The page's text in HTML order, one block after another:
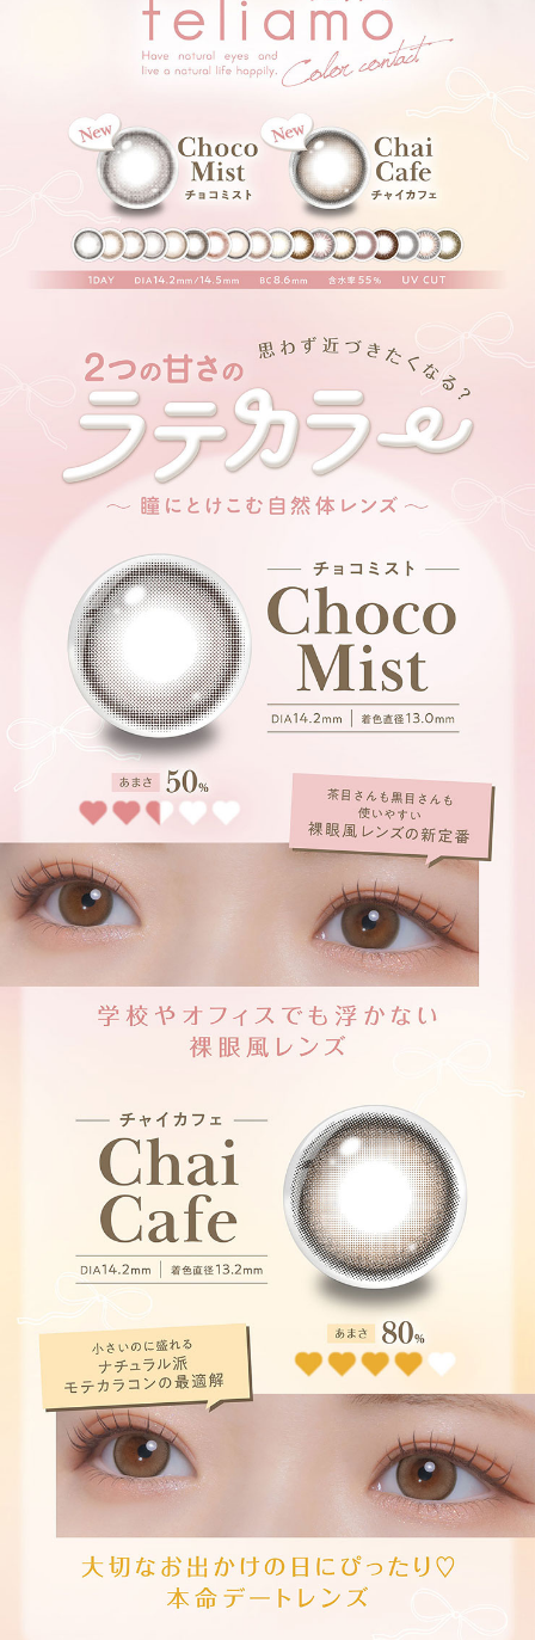
立体感の出る細フチと透明感たっぷりベージュが
清楚もモテも叶えてくれるレンズ。
あまーく仕込んだホワイトとブラウンカラーが
柔らかい漏れ感を与えてくれるレンズ。
ウーロンティー【Oolong Tea】
さりげない細フチと透明感ブラウンが
自然に瞳を奇麗にみせてくれる裸眼盛れレンズ
くっきり太フチとツヤっぽブラウンが
きゅるっとドーリーな瞳を演出
サクラムース【SakuraMousse】
透明感ピンクブラウン×うるっと盛れ,優しげモテレンズ
うるみピンクブラウンがまろやかに発色し透明感あふれる優しげな瞳を演
ティラミスリング【TiramisuRing】
じゅわっとフチ×甘かわ盛れ
じゅわっと発色のぼかしフチがナチュラルに瞳を強調するブラウンレンズ!
アフォガード【Affogato】
じゅわっと透明感×ふんわり盛れ。
ふんわりしたレンズデザインと優しいダークブラウンが、とろけるような甘
い瞳を演出♡
コーヒーゼリー【Coffee Jelly】
いつでもどこでも使える、失敗しない万人受けレンズ。
こっそり盛れて、うるつや感を仕込めちゃう♡♡
シアーブラウン【Sheer Brown】
白目に馴染むシンプルなディープブラウンデザインで 裸眼を自然に大きく
シアーブラウン【Sheer Brown】
せるナチュラルレンズ。
カフェモカ【Cafe Mocha】
ダークブラウンにぼかしを入れた上品な大人盛れレンズ。瞳を大きくやわら
かい印象に。
カプチーノ【Cappuccino】
白目に溶け込むベージュブラウンと、優しい瞳を演出するふわふわデザイン
を採用したナチュラルレンズ。
エスプレッソ【Espresso】
日本人の裸眼に近いダークブラウンと白目を活かすデザインを採用し、自然
に瞳を大きく魅せるナチュラルレンズ。
シャイニーブラウン【Shiny Brown】
瞳に馴染むディープブラウンとしっかりフチデザインで瞳を大きく演出する
シアーブラック【Sheer Black】